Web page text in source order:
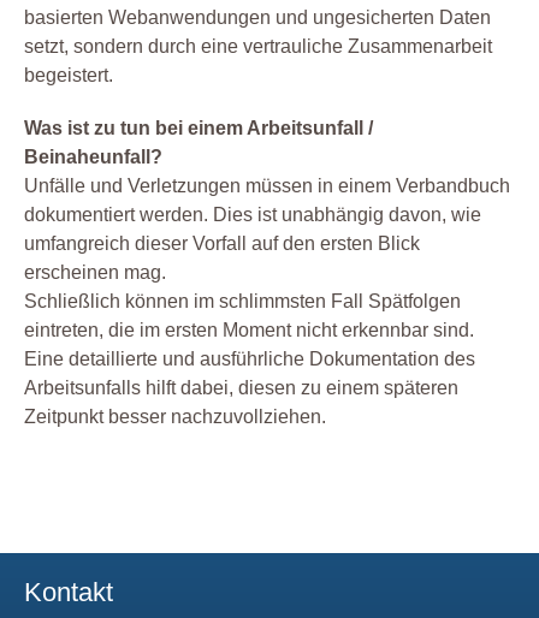
basierten Webanwendungen und ungesicherten Daten
setzt, sondern durch eine vertrauliche Zusammenarbeit
begeistert.
Was ist zu tun bei einem Arbeitsunfall /
Beinaheunfall?
Unfälle und Verletzungen müssen in einem Verbandbuch
dokumentiert werden. Dies ist unabhängig davon, wie
umfangreich dieser Vorfall auf den ersten Blick
erscheinen mag.
Schließlich können im schlimmsten Fall Spätfolgen
eintreten, die im ersten Moment nicht erkennbar sind.
Eine detaillierte und ausführliche Dokumentation des
Arbeitsunfalls hilft dabei, diesen zu einem späteren
Zeitpunkt besser nachzuvollziehen.
Kontakt